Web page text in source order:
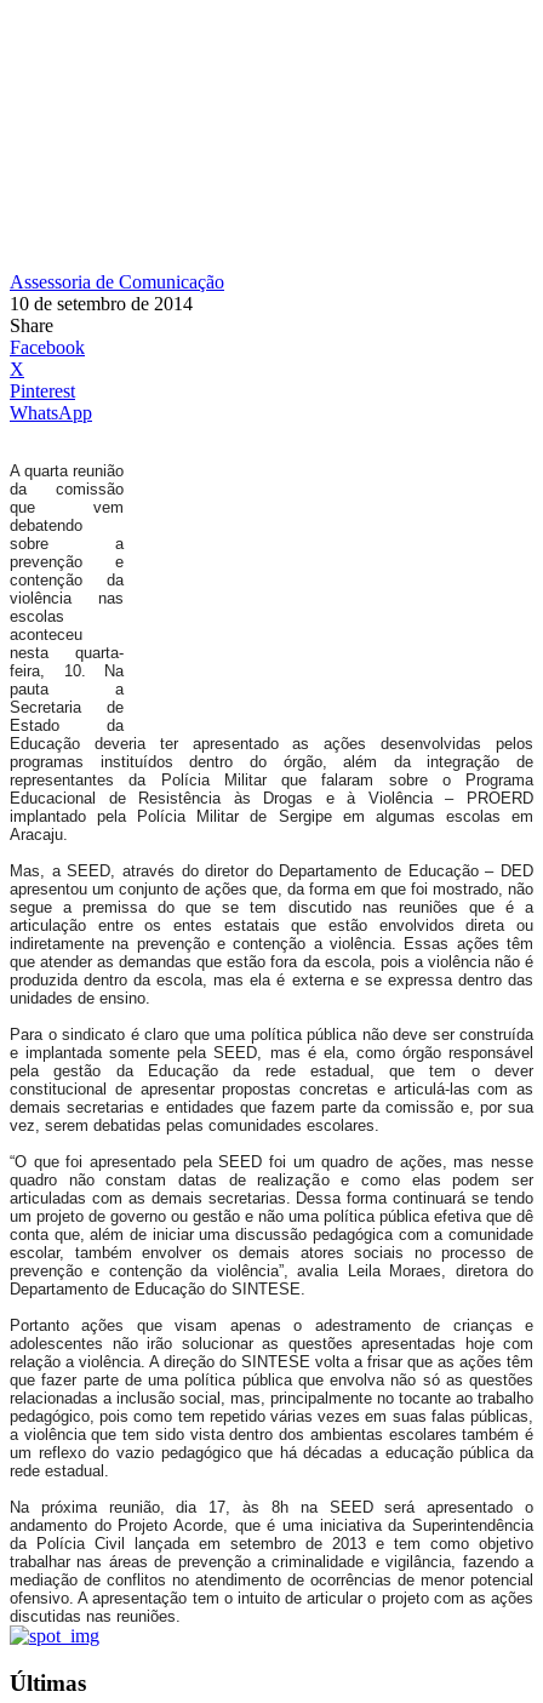
Assessoria de Comunicação
10 de setembro de 2014
Share
Facebook
X
Pinterest
WhatsApp
A quarta reunião
da comissão
que vem
debatendo
sobre a
prevenção e
contenção da
violência nas
escolas
aconteceu
nesta quarta-
feira, 10. Na
pauta a
Secretaria de
Estado da
Educação deveria ter apresentado as ações desenvolvidas pelos
programas instituídos dentro do órgão, além da integração de
representantes da Polícia Militar que falaram sobre o Programa
Educacional de Resistência às Drogas e à Violência – PROERD
implantado pela Polícia Militar de Sergipe em algumas escolas em
Aracaju.
Mas, a SEED, através do diretor do Departamento de Educação – DED
apresentou um conjunto de ações que, da forma em que foi mostrado, não
segue a premissa do que se tem discutido nas reuniões que é a
articulação entre os entes estatais que estão envolvidos direta ou
indiretamente na prevenção e contenção a violência. Essas ações têm
que atender as demandas que estão fora da escola, pois a violência não é
produzida dentro da escola, mas ela é externa e se expressa dentro das
unidades de ensino.
Para o sindicato é claro que uma política pública não deve ser construída
e implantada somente pela SEED, mas é ela, como órgão responsável
pela gestão da Educação da rede estadual, que tem o dever
constitucional de apresentar propostas concretas e articulá-las com as
demais secretarias e entidades que fazem parte da comissão e, por sua
vez, serem debatidas pelas comunidades escolares.
“O que foi apresentado pela SEED foi um quadro de ações, mas nesse
quadro não constam datas de realização e como elas podem ser
articuladas com as demais secretarias. Dessa forma continuará se tendo
um projeto de governo ou gestão e não uma política pública efetiva que dê
conta que, além de iniciar uma discussão pedagógica com a comunidade
escolar, também envolver os demais atores sociais no processo de
prevenção e contenção da violência”, avalia Leila Moraes, diretora do
Departamento de Educação do SINTESE.
Portanto ações que visam apenas o adestramento de crianças e
adolescentes não irão solucionar as questões apresentadas hoje com
relação a violência. A direção do SINTESE volta a frisar que as ações têm
que fazer parte de uma política pública que envolva não só as questões
relacionadas a inclusão social, mas, principalmente no tocante ao trabalho
pedagógico, pois como tem repetido várias vezes em suas falas públicas,
a violência que tem sido vista dentro dos ambientas escolares também é
um reflexo do vazio pedagógico que há décadas a educação pública da
rede estadual.
Na próxima reunião, dia 17, às 8h na SEED será apresentado o
andamento do Projeto Acorde, que é uma iniciativa da Superintendência
da Polícia Civil lançada em setembro de 2013 e tem como objetivo
trabalhar nas áreas de prevenção a criminalidade e vigilância, fazendo a
mediação de conflitos no atendimento de ocorrências de menor potencial
ofensivo. A apresentação tem o intuito de articular o projeto com as ações
discutidas nas reuniões.
Últimas